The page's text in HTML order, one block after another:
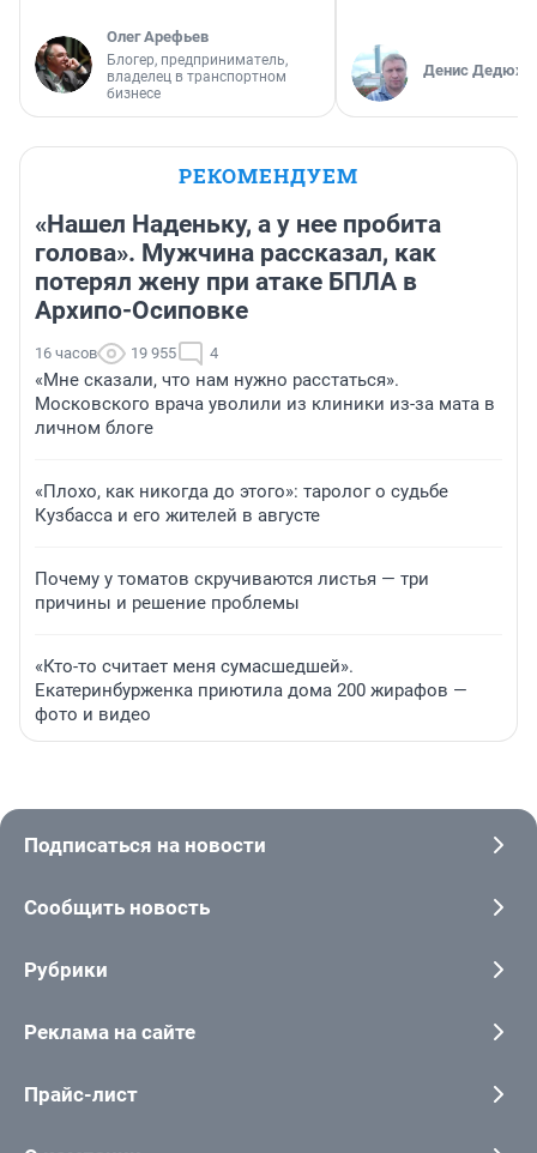
Олег Арефьев
Блогер, предприниматель,
владелец в транспортном
бизнесе
Денис
РЕКОМЕНДУЕМ
«Нашел Наденьку, а у нее пробита
голова». Мужчина рассказал, как
потерял жену при атаке БПЛА в
Архипо-Осиповке
16 часов 19 955 4
«Мне сказали, что нам нужно расстаться».
Московского врача уволили из клиники из-за мата в
личном блоге
«Плохо, как никогда до этого»: таролог о судьбе
Кузбасса и его жителей в августе
Почему у томатов скручиваются листья — три
причины и решение проблемы
«Кто-то считает меня сумасшедшей».
Екатеринбурженка приютила дома 200 жирафов —
фото и видео
Подписаться на новости
Сообщить новость
Рубрики
Реклама на сайте
Прайс-лист